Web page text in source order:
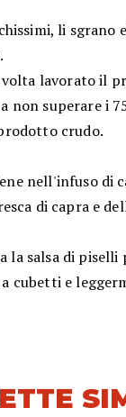
li
lavorato il
superare i
crudo.
nell'infuso di
di capra e
salsa di piselli
cubetti e